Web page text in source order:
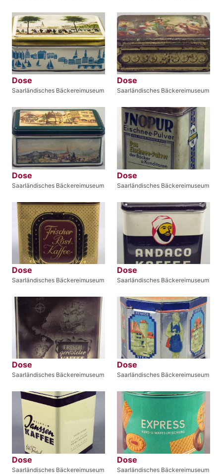
Dose
Saarländisches Bäckereimuseum
Dose
Saarländisches Bäckereimuseum
Dose
Saarländisches Bäckereimuseum
Dose
Saarländisches Bäckereimuseum
Dose
Saarländisches Bäckereimuseum
Dose
Saarländisches Bäckereimuseum
Dose
Saarländisches Bäckereimuseum
Dose
Saarländisches Bäckereimuseum
Dose
Saarländisches Bäckereimuseum
Dose
Saarländisches Bäckereimuseum